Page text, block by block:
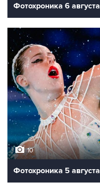
Фотохроника 6 августа
10
Фотохроника 5 августа